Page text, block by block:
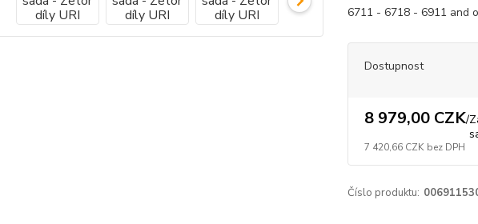
6711 - 6718 - 6911 and
Dostupnost
8 979,00 CZK/
7 420,66 CZK bez DPH
Číslo produktu: